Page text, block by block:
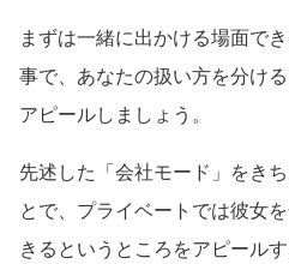
まずは一緒に出かける場面で
事で、あなたの扱い方を分け
アピールしましょう。
先述した「会社モード」をき
とで、プライベートでは彼女
きるというところをアピール